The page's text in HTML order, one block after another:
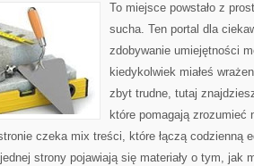
To miejsce powstało z
sucha. Ten portal dla
zdobywanie umiejętności
kiedykolwiek miałeś
zbyt trudne, tutaj
które pomagają zrozumieć
czeka mix treści, które łączą codzienną
strony pojawiają się materiały o tym, jak